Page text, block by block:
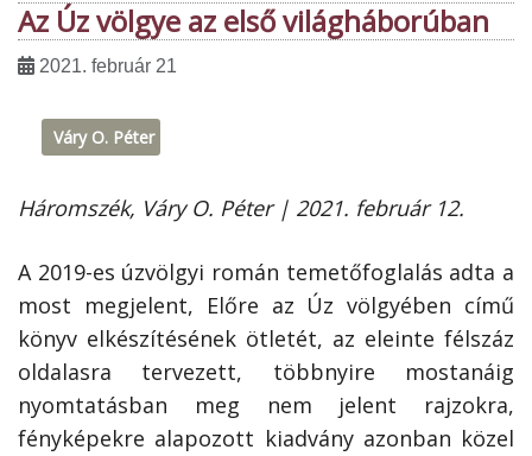
Az Úz völgye az első világháborúban
2021. február 21
Váry O. Péter
Háromszék, Váry O. Péter | 2021. február 12.
A 2019-es úzvölgyi román temetőfoglalás adta a
most megjelent, Előre az Úz völgyében című
könyv elkészítésének ötletét, az eleinte félszáz
oldalasra tervezett, többnyire mostanáig
nyomtatásban meg nem jelent rajzokra,
fényképekre alapozott kiadvány azonban közel